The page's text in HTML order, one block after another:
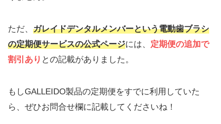
ただ、 ガレイドデンタルメンバーという電動歯ブラシ
の定期便サービスの公式ページには、 定期便の追加で
割引あり との記載がありました。
もしGALLEIDO製品の定期便をすでに利用していた
ら、ぜひお問合せ欄に記載してくださいね！